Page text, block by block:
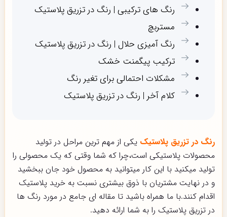
رنگ های ترکیبی | رنگ در تزریق پلاستیک
مستربچ
رنگ آمیزی حلال | رنگ در تزریق پلاستیک
ترکیب پیگمنت خشک
مشکلات احتمالی برای تغیر رنگ
کلام آخر | رنگ در تزریق پلاستیک
رنگ در تزریق پلاستیک یکی از مهم ترین مراحل در تولید
محصولات پلاستیکی است،چرا که شما وقتی که یک محصولی را
تولید میکنید با این کار میتوانید به محصول خود جان ببخشید
و در نهایت مشتریان با ذوق بیشتری نسبت به خرید پلاستیک
اقدام کنند.با ما همراه باشید تا مقاله ای جامع در مورد رنگ ها
در تزریق پلاستیک را به شما ارائه دهید.